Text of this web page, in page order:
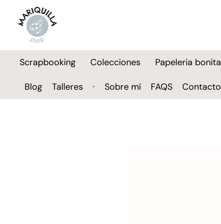
Scrapbooking Colecciones Papeleria bonita
Blog Talleres · Sobre mí FAQS Contacto